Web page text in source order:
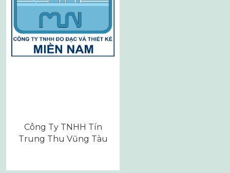
Công Ty TNHH Tín
Trung Thu Vũng Tàu